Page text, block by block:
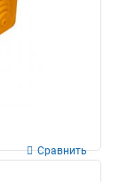
Сравнить